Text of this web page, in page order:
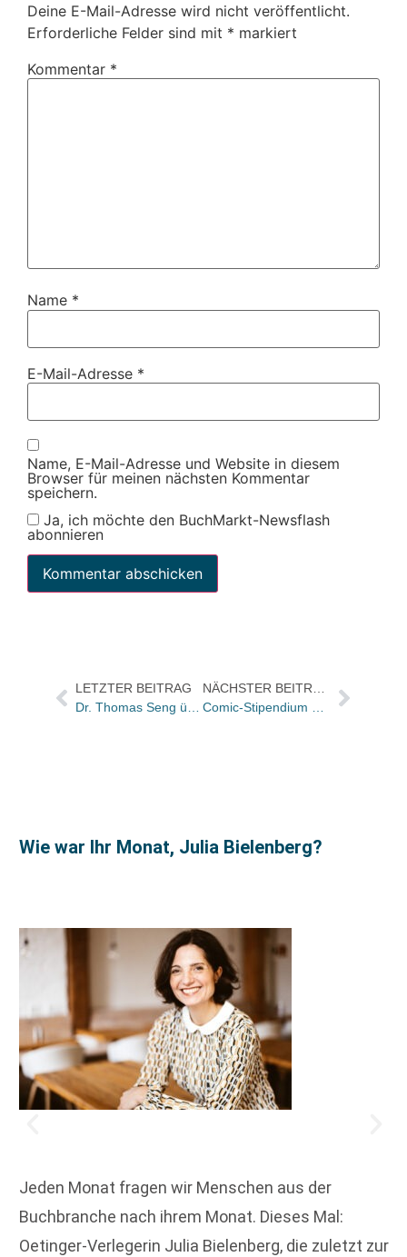
Deine E-Mail-Adresse wird nicht veröffentlicht.
Erforderliche Felder sind mit * markiert
Kommentar *
Name *
E-Mail-Adresse *
Name, E-Mail-Adresse und Website in diesem
Browser für meinen nächsten Kommentar
speichern.
Ja, ich möchte den BuchMarkt-Newsflash
abonnieren
LETZTER BEITRAG
Wie war Ihr Monat, Julia Bielenberg?
Jeden Monat fragen wir Menschen aus der
Buchbranche nach ihrem Monat. Dieses Mal:
Oetinger-Verlegerin Julia Bielenberg, die zuletzt zur